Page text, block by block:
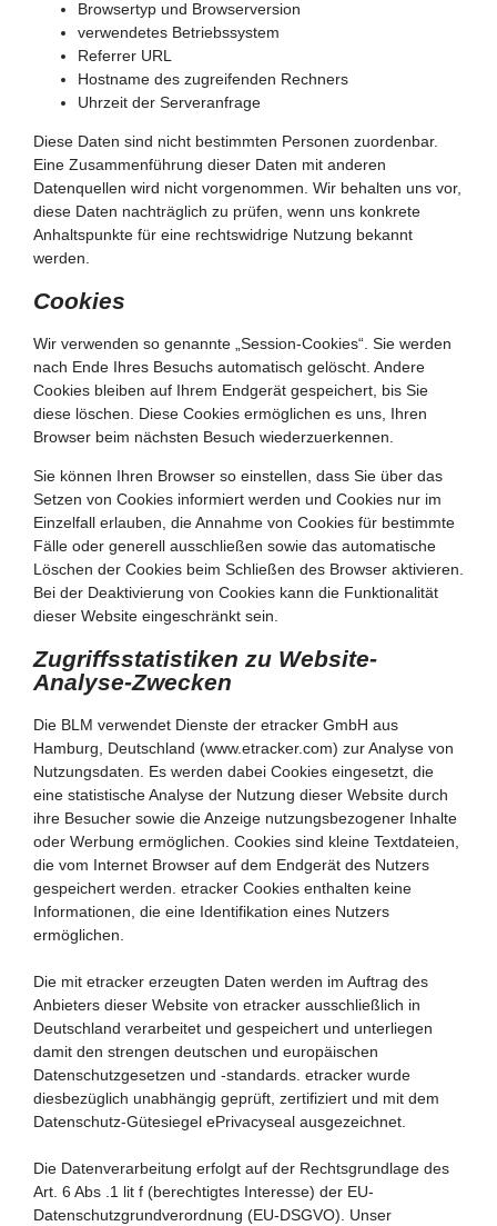
Browsertyp und Browserversion
verwendetes Betriebssystem
Referrer URL
Hostname des zugreifenden Rechners
Uhrzeit der Serveranfrage
Diese Daten sind nicht bestimmten Personen zuordenbar.
Eine Zusammenführung dieser Daten mit anderen
Datenquellen wird nicht vorgenommen. Wir behalten uns vor,
diese Daten nachträglich zu prüfen, wenn uns konkrete
Anhaltspunkte für eine rechtswidrige Nutzung bekannt
werden.
Cookies
Wir verwenden so genannte „Session-Cookies“. Sie werden
nach Ende Ihres Besuchs automatisch gelöscht. Andere
Cookies bleiben auf Ihrem Endgerät gespeichert, bis Sie
diese löschen. Diese Cookies ermöglichen es uns, Ihren
Browser beim nächsten Besuch wiederzuerkennen.
Sie können Ihren Browser so einstellen, dass Sie über das
Setzen von Cookies informiert werden und Cookies nur im
Einzelfall erlauben, die Annahme von Cookies für bestimmte
Fälle oder generell ausschließen sowie das automatische
Löschen der Cookies beim Schließen des Browser aktivieren.
Bei der Deaktivierung von Cookies kann die Funktionalität
dieser Website eingeschränkt sein.
Zugriffsstatistiken zu Website-
Analyse-Zwecken
Die BLM verwendet Dienste der etracker GmbH aus
Hamburg, Deutschland (www.etracker.com) zur Analyse von
Nutzungsdaten. Es werden dabei Cookies eingesetzt, die
eine statistische Analyse der Nutzung dieser Website durch
ihre Besucher sowie die Anzeige nutzungsbezogener Inhalte
oder Werbung ermöglichen. Cookies sind kleine Textdateien,
die vom Internet Browser auf dem Endgerät des Nutzers
gespeichert werden. etracker Cookies enthalten keine
Informationen, die eine Identifikation eines Nutzers
ermöglichen.
Die mit etracker erzeugten Daten werden im Auftrag des
Anbieters dieser Website von etracker ausschließlich in
Deutschland verarbeitet und gespeichert und unterliegen
damit den strengen deutschen und europäischen
Datenschutzgesetzen und -standards. etracker wurde
diesbezüglich unabhängig geprüft, zertifiziert und mit dem
Datenschutz-Gütesiegel ePrivacyseal ausgezeichnet.
Die Datenverarbeitung erfolgt auf der Rechtsgrundlage des
Art. 6 Abs .1 lit f (berechtigtes Interesse) der EU-
Datenschutzgrundverordnung (EU-DSGVO). Unser